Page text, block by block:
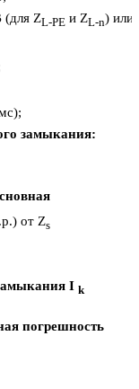
(для ZL-PE и ZL-n) или
замыкания:
от Zs
I k
погрешность